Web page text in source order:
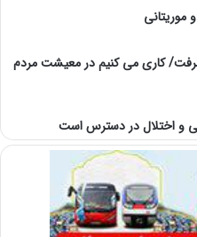
موریتانی
گرفت/ کاری می کنیم در معیشت مردم
و اختلال در دسترس است